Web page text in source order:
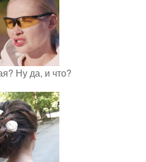
Ну да, и что?